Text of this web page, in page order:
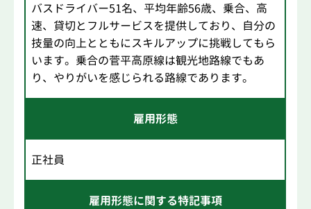
バスドライバー51名、平均年齢56歳、乗合、高
速、貸切とフルサービスを提供しており、自分の
技量の向上とともにスキルアップに挑戦してもら
います。乗合の菅平高原線は観光地路線でもあ
り、やりがいを感じられる路線であります。
雇用形態
正社員
雇用形態に関する特記事項